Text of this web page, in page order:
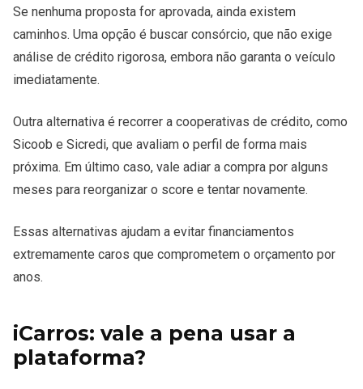
Se nenhuma proposta for aprovada, ainda existem
caminhos. Uma opção é buscar consórcio, que não exige
análise de crédito rigorosa, embora não garanta o veículo
imediatamente.
Outra alternativa é recorrer a cooperativas de crédito, como
Sicoob e Sicredi, que avaliam o perfil de forma mais
próxima. Em último caso, vale adiar a compra por alguns
meses para reorganizar o score e tentar novamente.
Essas alternativas ajudam a evitar financiamentos
extremamente caros que comprometem o orçamento por
anos.
iCarros: vale a pena usar a
plataforma?